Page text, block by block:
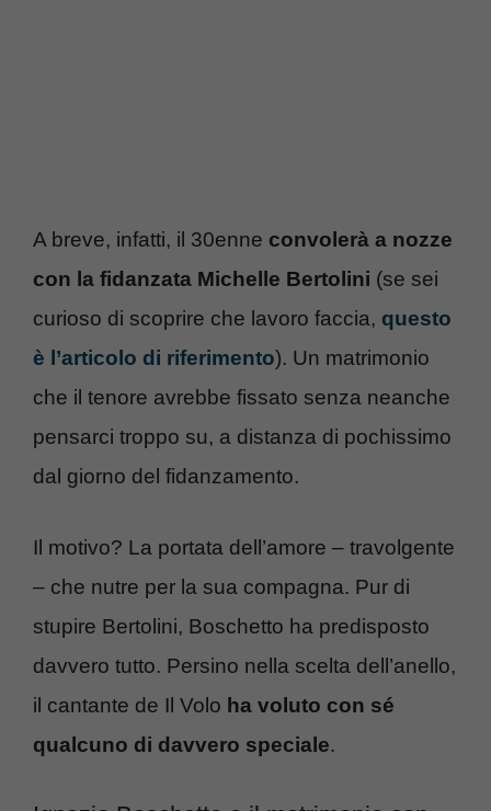
A breve, infatti, il 30enne convolerà a nozze
con la fidanzata Michelle Bertolini (se sei
curioso di scoprire che lavoro faccia, questo
è l’articolo di riferimento). Un matrimonio
che il tenore avrebbe fissato senza neanche
pensarci troppo su, a distanza di pochissimo
dal giorno del fidanzamento.
Il motivo? La portata dell’amore – travolgente
– che nutre per la sua compagna. Pur di
stupire Bertolini, Boschetto ha predisposto
davvero tutto. Persino nella scelta dell’anello,
il cantante de Il Volo ha voluto con sé
qualcuno di davvero speciale.